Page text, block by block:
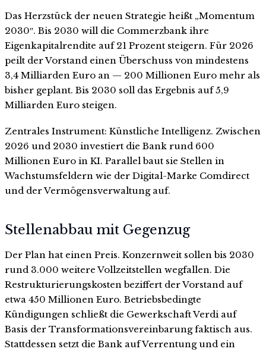
Das Herzstück der neuen Strategie heißt „Momentum
2030″. Bis 2030 will die Commerzbank ihre
Eigenkapitalrendite auf 21 Prozent steigern. Für 2026
peilt der Vorstand einen Überschuss von mindestens
3,4 Milliarden Euro an — 200 Millionen Euro mehr als
bisher geplant. Bis 2030 soll das Ergebnis auf 5,9
Milliarden Euro steigen.
Zentrales Instrument: Künstliche Intelligenz. Zwischen
2026 und 2030 investiert die Bank rund 600
Millionen Euro in KI. Parallel baut sie Stellen in
Wachstumsfeldern wie der Digital-Marke Comdirect
und der Vermögensverwaltung auf.
Stellenabbau mit Gegenzug
Der Plan hat einen Preis. Konzernweit sollen bis 2030
rund 3.000 weitere Vollzeitstellen wegfallen. Die
Restrukturierungskosten beziffert der Vorstand auf
etwa 450 Millionen Euro. Betriebsbedingte
Kündigungen schließt die Gewerkschaft Verdi auf
Basis der Transformationsvereinbarung faktisch aus.
Stattdessen setzt die Bank auf Verrentung und ein